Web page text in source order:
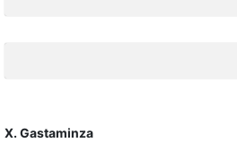
X. Gastaminza